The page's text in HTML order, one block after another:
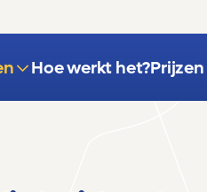
Hoe werkt het?Prijzen